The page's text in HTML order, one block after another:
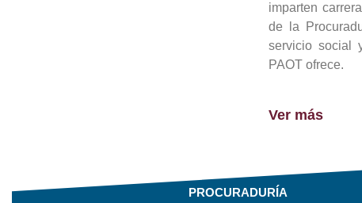
imparten
de la
servicio social
PAOT ofrece.
Ver más
PROCURADURÍA